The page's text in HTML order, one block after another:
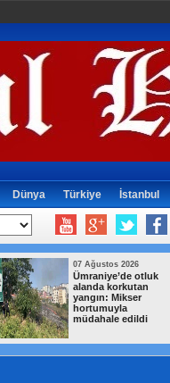
Dünya Türkiye İstanbul
07 Ağustos 2026
Ümraniye’de otluk
alanda korkutan
yangın: Mikser
hortumuyla
müdahale edildi